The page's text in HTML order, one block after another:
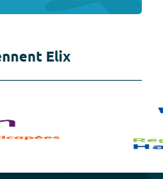
Elix